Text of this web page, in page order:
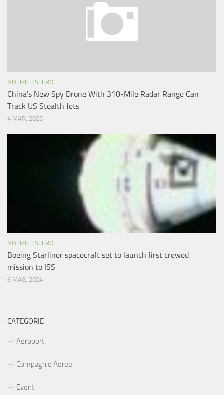
NOTIZIE ESTERO
China’s New Spy Drone With 310-Mile Radar Range Can
Track US Stealth Jets
4 MAR, 2025
NOTIZIE ESTERO
Boeing Starliner spacecraft set to launch first crewed
mission to ISS
6 MAG, 2024
CATEGORIE
Aeroporti
Compagnie Aeree
Eventi